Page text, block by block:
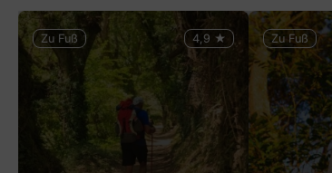
Zu Fuß 4,9 ★ Zu Fuß